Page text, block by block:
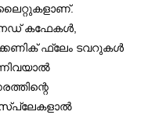
കഫേകൾ,
ഫ്ലേം ടവറുകൾ